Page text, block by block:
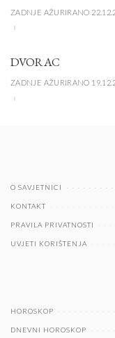
ZADNJE AŽURIRANO
DVORAC
ZADNJE AŽURIRANO
O SAVJETNICI
KONTAKT
PRAVILA PRIVATNOSTI
UVJETI KORIŠTENJA
HOROSKOP
DNEVNI HOROSKOP